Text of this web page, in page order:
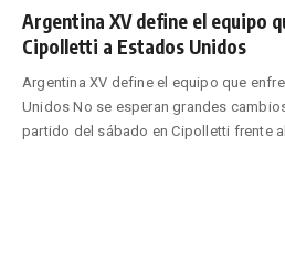
Argentina XV define el equipo
Cipolletti a Estados Unidos
Argentina XV define el equipo que
Unidos No se esperan grandes
partido del sábado en Cipolletti frente